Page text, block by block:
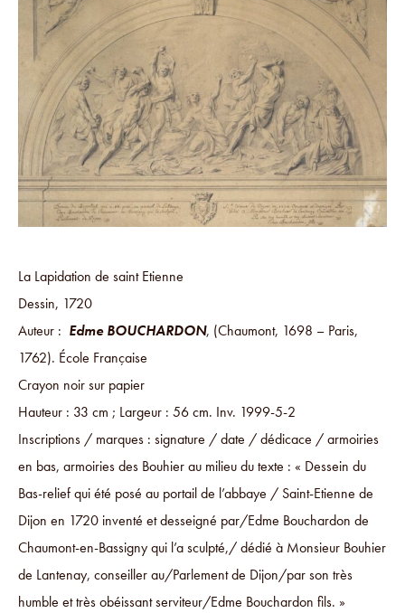
La Lapidation de saint Etienne
Dessin, 1720
Auteur : Edme BOUCHARDON, (Chaumont, 1698 – Paris,
1762). École Française
Crayon noir sur papier
Hauteur : 33 cm ; Largeur : 56 cm. Inv. 1999-5-2
Inscriptions / marques : signature / date / dédicace / armoiries
en bas, armoiries des Bouhier au milieu du texte : « Dessein du
Bas-relief qui été posé au portail de l’abbaye / Saint-Etienne de
Dijon en 1720 inventé et desseigné par/Edme Bouchardon de
Chaumont-en-Bassigny qui l’a sculpté,/ dédié à Monsieur Bouhier
de Lantenay, conseiller au/Parlement de Dijon/par son très
humble et très obéissant serviteur/Edme Bouchardon fils. »